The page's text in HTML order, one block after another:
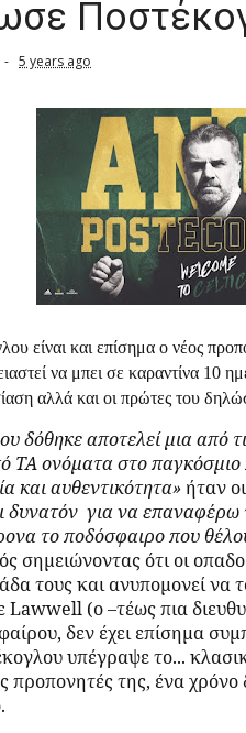
5 years ago
είναι και επίσημα ο νέος
να μπει σε καραντίνα 10
αλλά και οι πρώτες του
δόθηκε αποτελεί μια από
ΤΑ ονόματα στο
και αυθεντικότητα» ήταν
δυνατόν για να επαναφέρω
το ποδόσφαιρο που
σημειώνοντας ότι οι
τους και ανυπομονεί να
Lawwell (ο –τέως πια
δεν έχει επίσημα
υπέγραψε το...
προπονητές της, ένα